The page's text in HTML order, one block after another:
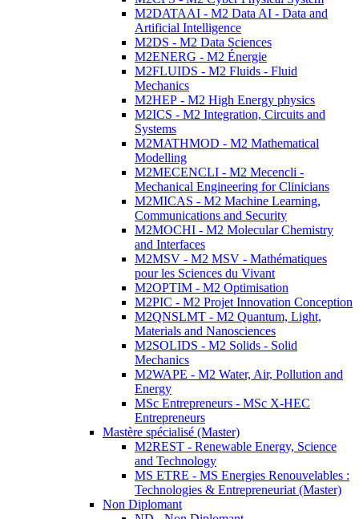
M2DATAAI - M2 Data AI - Data and
Artificial Intelligence
M2DS - M2 Data Sciences
M2ENERG - M2 Énergie
M2FLUIDS - M2 Fluids - Fluid
Mechanics
M2HEP - M2 High Energy physics
M2ICS - M2 Integration, Circuits and
Systems
M2MATHMOD - M2 Mathematical
Modelling
M2MECENCLI - M2 Mecencli -
Mechanical Engineering for Clinicians
M2MICAS - M2 Machine Learning,
Communications and Security
M2MOCHI - M2 Molecular Chemistry
and Interfaces
M2MSV - M2 MSV - Mathématiques
pour les Sciences du Vivant
M2OPTIM - M2 Optimisation
M2PIC - M2 Projet Innovation Conception
M2QNSLMT - M2 Quantum, Light,
Materials and Nanosciences
M2SOLIDS - M2 Solids - Solid
Mechanics
M2WAPE - M2 Water, Air, Pollution and
Energy
MSc Entrepreneurs - MSc X-HEC
Entrepreneurs
Mastère spécialisé (Master)
M2REST - Renewable Energy, Science
and Technology
MS ETRE - MS Energies Renouvelables :
Technologies & Entrepreneuriat (Master)
Non Diplomant